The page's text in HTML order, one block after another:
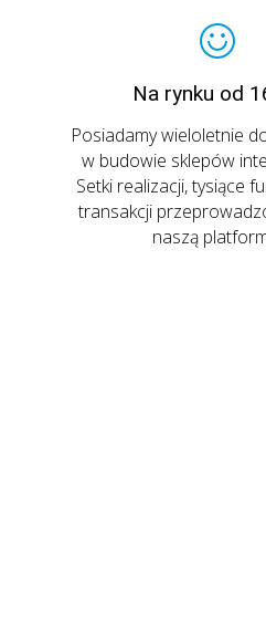
Na rynku od
Posiadamy wieloletnie
w budowie sklepów
Setki realizacji, tysiące
transakcji
naszą